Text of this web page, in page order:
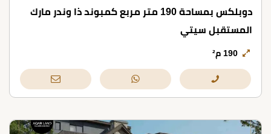
دوبلكس بمساحة 190 متر مربع كمبوند ذا وندر مارك
المستقبل سيتي
190 م²